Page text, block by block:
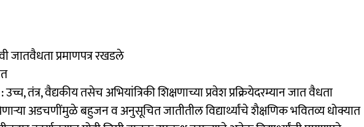
जातवैधता प्रमाणपत्र रखडले
उच्च, तंत्र, वैद्यकीय तसेच अभियांत्रिकी शिक्षणाच्या प्रवेश प्रक्रियेदरम्यान जात वैधता
अडचणींमुळे बहुजन व अनुसूचित जातीतील विद्यार्थ्यांचे शैक्षणिक भवितव्य धोक्यात